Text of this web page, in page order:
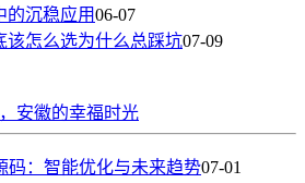
的沉稳应用06-07
该怎么选为什么总踩坑07-09
安徽的幸福时光
码：智能优化与未来趋势07-01